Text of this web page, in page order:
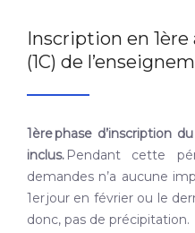
Inscription en
(1C) de
1èrephase d’inscription
inclus. Pendant cette
demandes n’a aucune
1erjour en février ou le
donc, pas de précipitation.